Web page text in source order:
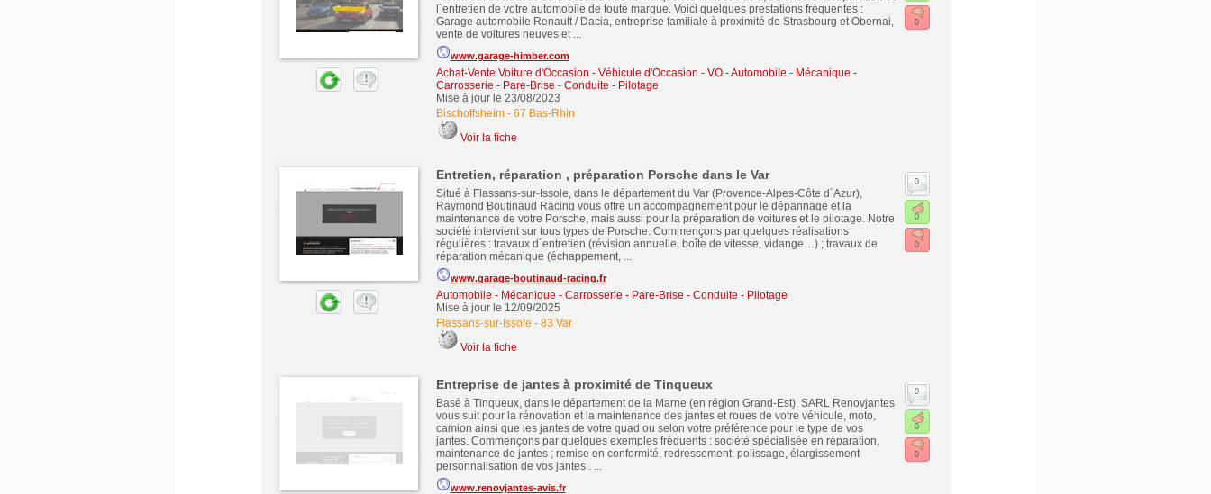
l´entretien de votre automobile de toute marque. Voici quelques prestations fréquentes :
Garage automobile Renault / Dacia, entreprise familiale à proximité de Strasbourg et Obernai,
vente de voitures neuves et ...
www.garage-himber.com
Achat-Vente Voiture d'Occasion - Véhicule d'Occasion - VO-Automobile - Mécanique -
Carrosserie - Pare-Brise - Conduite - Pilotage
Mise à jour le 23/08/2023
Bischoffsheim- 67 Bas-Rhin
Voir la fiche
0
Entretien, réparation , préparation Porsche dans le Var
Situé à Flassans-sur-Issole, dans le département du Var (Provence-Alpes-Côte d´Azur),
Raymond Boutinaud Racing vous offre un accompagnement pour le dépannage et la
maintenance de votre Porsche, mais aussi pour la préparation de voitures et le pilotage. Notre
société intervient sur tous types de Porsche. Commençons par quelques réalisations
régulières : travaux d´entretien (révision annuelle, boîte de vitesse, vidange…) ; travaux de
réparation mécanique (échappement, ...
www.garage-boutinaud-racing.fr
Automobile - Mécanique - Carrosserie - Pare-Brise - Conduite - Pilotage
Mise à jour le 12/09/2025
Flassans-sur-Issole - 83 Var
Voir la fiche
0
0
0
Entreprise de jantes à proximité de Tinqueux
Basé à Tinqueux, dans le département de la Marne (en région Grand-Est), SARL Renovjantes
vous suit pour la rénovation et la maintenance des jantes et roues de votre véhicule, moto,
camion ainsi que les jantes de votre quad ou selon votre préférence pour le type de vos
jantes. Commençons par quelques exemples fréquents : société spécialisée en réparation,
maintenance de jantes ; remise en conformité, redressement, polissage, élargissement
personnalisation de vos jantes . ...
www.renovjantes-avis.fr
0
0
0